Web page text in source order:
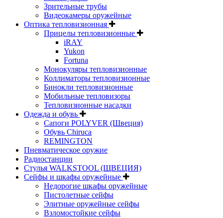
Зрительные трубы
Видеокамеры оружейные
Оптика тепловизионная
Прицелы тепловизионные
iRAY
Yukon
Fortuna
Монокуляры тепловизионные
Коллиматоры тепловизионные
Бинокли тепловизионные
Мобильные тепловизоры
Тепловизионные насадки
Одежда и обувь
Сапоги POLYVER (Швеция)
Обувь Chiruca
REMINGTON
Пневматическое оружие
Радиостанции
Стулья WALKSTOOL (ЩВЕЦИЯ)
Сейфы и шкафы оружейные
Недорогие шкафы оружейные
Пистолетные сейфы
Элитные оружейные сейфы
Взломостойкие сейфы